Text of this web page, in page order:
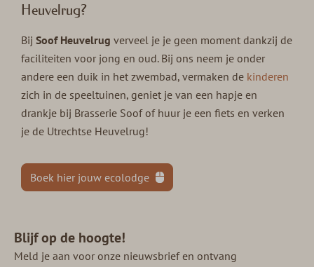
Heuvelrug?
BijSoof Heuvelrugverveel je je geen moment dankzij de
faciliteiten voor jong en oud. Bij ons neem je onder
andere een duik in het zwembad, vermaken de kinderen
zich in de speeltuinen, geniet je van een hapje en
drankje bij Brasserie Soof of huur je een fiets en verken
je de Utrechtse Heuvelrug!
Boek hier jouw ecolodge
Blijf op de hoogte!
Meld je aan voor onze nieuwsbrief en ontvang